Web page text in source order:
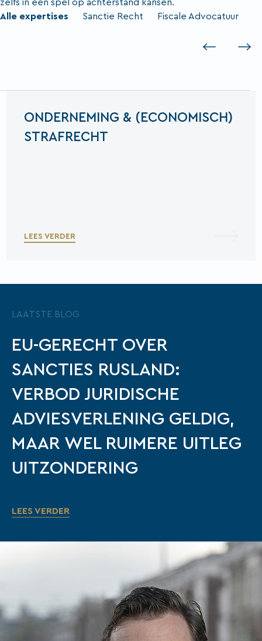
zelfs in een spel op achterstand kansen.
Alle expertises
Sanctie Recht Fiscale Advocatuur
ONDERNEMING & (ECONOMISCH)
STRAFRECHT
LEES VERDER
Previous
Next
LAATSTE BLOG
EU-GERECHT OVER
SANCTIES RUSLAND:
VERBOD JURIDISCHE
ADVIESVERLENING GELDIG,
MAAR WEL RUIMERE UITLEG
UITZONDERING
LEES VERDER